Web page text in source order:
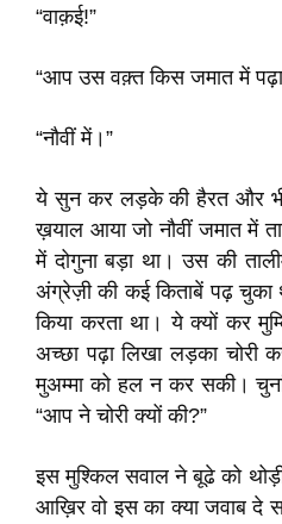
“वाक़ई!”
“आप उस वक़्त किस जमात में
“नौवीं में।”
ये सुन कर लड़के की हैरत और
ख़याल आया जो नौवीं जमात में
में दोगुना बड़ा था। उस की
अंग्रेज़ी की कई किताबें पढ़
किया करता था। ये क्यों कर
अच्छा पढ़ा लिखा लड़का
मुअम्मा को हल न कर सकी।
“आप ने चोरी क्यों की?”
इस मुश्किल सवाल ने बूढे को
आख़िर वो इस का क्या जवाब दे